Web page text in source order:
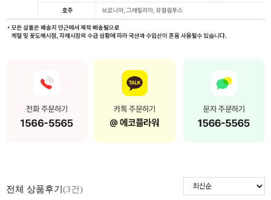
전체 상품후기 (3건)